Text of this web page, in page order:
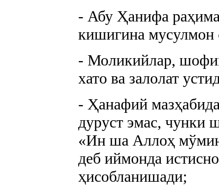
- Абу Ҳанифа
кишигина мусулмон
- Моликийлар,
хато ва залолат
- Ҳанафий
дуруст эмас, чунки
«Ин ша Аллоҳ
деб иймонда
ҳисобланишади;